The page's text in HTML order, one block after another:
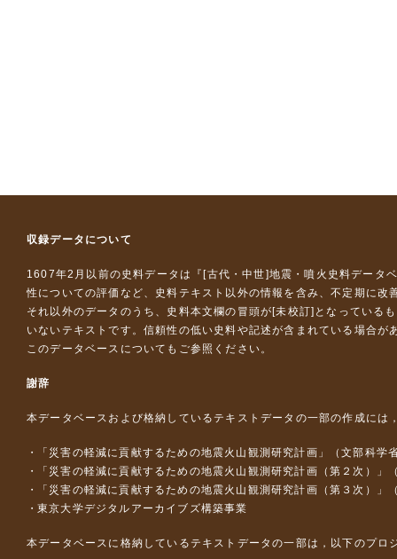
収録データについて
1607年2月以前の史料データは『 [古代・中世]地震・噴火史料データ
性についての評価など、史料テキスト以外の情報を含み、不定期に改
それ以外のデータのうち、史料本文欄の冒頭が[未校訂]となっている
いないテキストです。信頼性の低い史料や記述が含まれている場合が
このデータベースについて もご参照ください。
謝辞
本データベースおよび格納しているテキストデータの一部の作成には
「災害の軽減に貢献するための地震火山観測研究計画」（文部科学
「災害の軽減に貢献するための地震火山観測研究計画（第２次）」
「災害の軽減に貢献するための地震火山観測研究計画（第３次）」
東京大学デジタルアーカイブズ構築事業
本データベースに格納しているテキストデータの一部は，以下のプロ